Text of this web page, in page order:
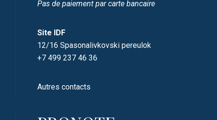
Pas de paiement par carte bancaire
Site IDF
12/16 Spasonalivkovski pereulok
+7 499 237 46 36
Autres contacts